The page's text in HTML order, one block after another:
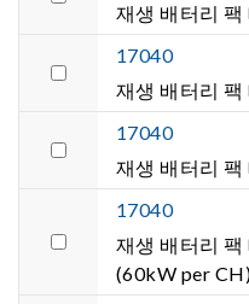
재생 배터리 팩
17040
재생 배터리
17040
재생 배터리
17040
재생 배터리
(60kW per